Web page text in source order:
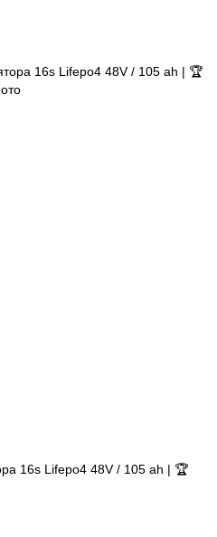
16s Lifepo4 48V / 105 ah | 🏆